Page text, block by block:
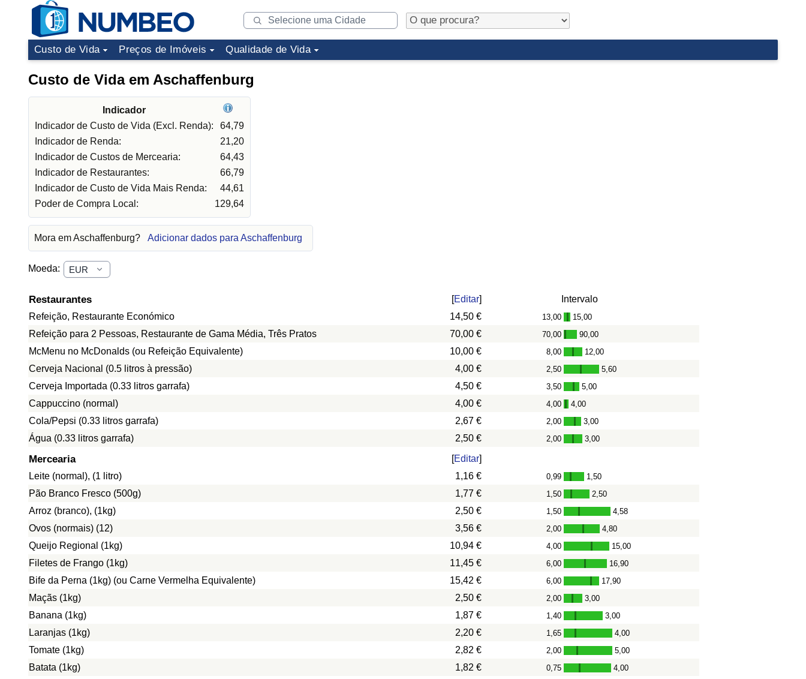
Custo de Vida Preços de Imóveis Qualidade de Vida
Custo de Vida em Aschaffenburg
Indicador
Indicador de Custo de Vida (Excl. Renda):
64,79
Indicador de Renda:
21,20
Indicador de Custos de Mercearia:
64,43
Indicador de Restaurantes:
66,79
Indicador de Custo de Vida Mais Renda:
44,61
Poder de Compra Local:
129,64
Mora em Aschaffenburg? Adicionar dados para Aschaffenburg
Moeda:
Restaurantes [Editar]
Intervalo
Refeição, Restaurante Económico
14,50 € 13,00 - 15,00
Refeição para 2 Pessoas, Restaurante de Gama Média, Três Pratos 70,00 € 70,00 - 90,00
McMenu no McDonalds (ou Refeição Equivalente) 10,00 € 8,00 - 12,00
Cerveja Nacional (0.5 litros à pressão) 4,00 € 2,50 - 5,60
Cerveja Importada (0.33 litros garrafa) 4,50 € 3,50 - 5,00
Cappuccino (normal) 4,00 € 4,00 - 4,00
Cola/Pepsi (0.33 litros garrafa) 2,67 € 2,00 - 3,00
Água (0.33 litros garrafa) 2,50 € 2,00 - 3,00
Mercearia [Editar]
Leite (normal), (1 litro)
1,16 € 0,99 - 1,50
Pão Branco Fresco (500g) 1,77 € 1,50 - 2,50
Arroz (branco), (1kg) 2,50 € 1,50 - 4,58
Ovos (normais) (12) 3,56 € 2,00 - 4,80
Queijo Regional (1kg) 10,94 € 4,00 - 15,00
Filetes de Frango (1kg) 11,45 € 6,00 - 16,90
Bife da Perna (1kg) (ou Carne Vermelha Equivalente) 15,42 € 6,00 - 17,90
Maçãs (1kg) 2,50 € 2,00 - 3,00
Banana (1kg) 1,87 € 1,40 - 3,00
Laranjas (1kg) 2,20 € 1,65 - 4,00
Tomate (1kg) 2,82 € 2,00 - 5,00
Batata (1kg) 1,82 € 0,75 - 4,00